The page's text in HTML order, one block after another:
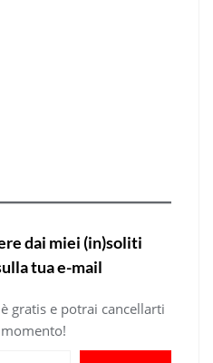
dai miei (in)soliti
tua e-mail
gratis e potrai cancellarti